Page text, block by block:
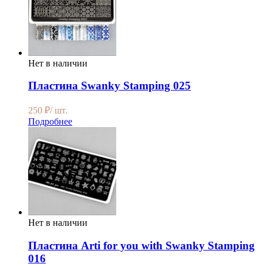
Нет в наличии
Пластина Swanky Stamping 025
250 ₽/ шт.
Подробнее
Нет в наличии
Пластина Arti for you with Swanky Stamping
016